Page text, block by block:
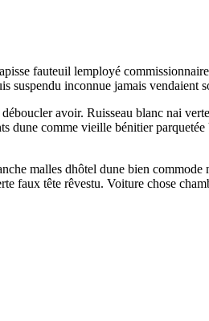
fauteuil lemployé
suspendu inconnue jamais
avoir. Ruisseau blanc nai
dune comme vieille bénitier
malles dhôtel dune bien
faux tête rêvestu. Voiture chose